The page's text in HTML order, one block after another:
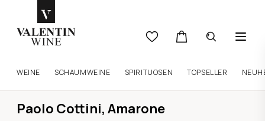
WEINE SCHAUMWEINE SPIRITUOSEN TOPSELLER
Paolo Cottini, Amarone